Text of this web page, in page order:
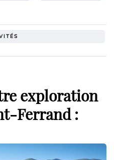
exploration
Ferrand :